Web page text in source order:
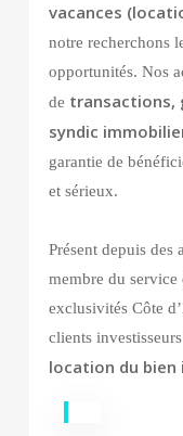
vacances
notre recherchons
opportunités. Nos
de transactions,
syndic
garantie de
et sérieux.
Présent depuis des
membre du
exclusivités Côte
clients
location du bien